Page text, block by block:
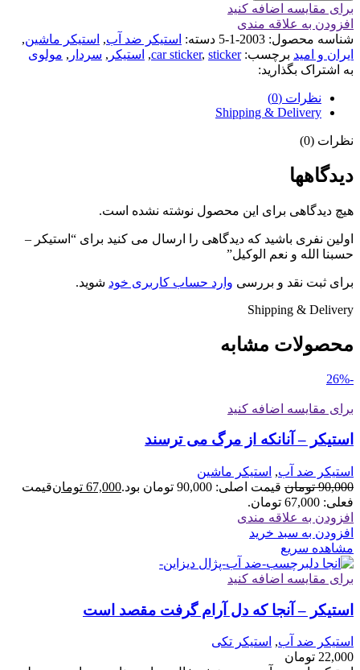
برای مقایسه اضافه کنید
افزودن به علاقه مندی
شناسه محصول: 2003-1-5 دسته: استیکر ضد آب, استیکر ماشین,
ایران و امید برچسب: car sticker, sticker
, استیکر , سردار , مولوی
به اشتراک بگذارید:
نظرات (0)
Shipping & Delivery
نظرات (0)
دیدگاهها
هیچ دیدگاهی برای این محصول نوشته نشده است.
اولین نفری باشید که دیدگاهی را ارسال می کنید برای “استیکر –
حسبنا الله و نعم الوکیل”
برای ثبت نقد و بررسی وارد حساب کاربری خود شوید.
Shipping & Delivery
محصولات مشابه
-26%
برای مقایسه اضافه کنید
استیکر – آنانکه از مرگ می ترسند
استیکر ضد آب, استیکر ماشین
90,000 تومان قیمت اصلی: 90,000 تومان بود. 67,000 تومانقیمت
فعلی: 67,000 تومان.
افزودن به علاقه مندی
افزودن به سبد خرید
مشاهده سریع
برای مقایسه اضافه کنید
استیکر – آنجا که دل آرام گرفت مقصد است
استیکر ضد آب, استیکر تکی
22,000 تومان